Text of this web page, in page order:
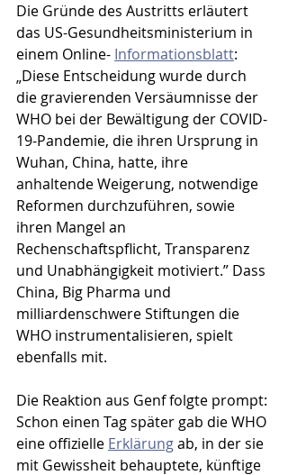
Die Gründe des Austritts erläutert
das US-Gesundheitsministerium in
einem Online- Informationsblatt:
„Diese Entscheidung wurde durch
die gravierenden Versäumnisse der
WHO bei der Bewältigung der COVID-
19-Pandemie, die ihren Ursprung in
Wuhan, China, hatte, ihre
anhaltende Weigerung, notwendige
Reformen durchzuführen, sowie
ihren Mangel an
Rechenschaftspflicht, Transparenz
und Unabhängigkeit motiviert.” Dass
China, Big Pharma und
milliardenschwere Stiftungen die
WHO instrumentalisieren, spielt
ebenfalls mit.
Die Reaktion aus Genf folgte prompt:
Schon einen Tag später gab die WHO
eine offizielle Erklärung ab, in der sie
mit Gewissheit behauptete, künftige